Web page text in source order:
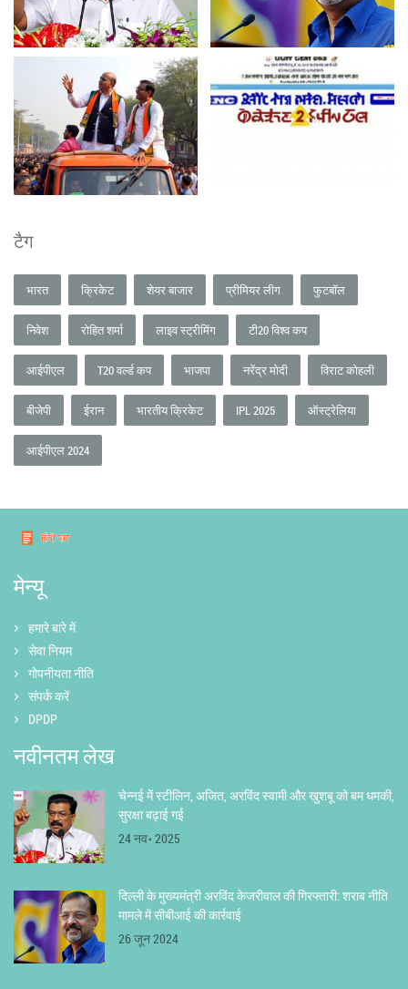
टैग
भारत क्रिकेट शेयर बाजार प्रीमियर लीग फुटबॉल
निवेश रोहित शर्मा लाइव स्ट्रीमिंग टी20 विश्व कप
आईपीएल T20 वर्ल्ड कप भाजपा नरेंद्र मोदी विराट कोहली
बीजेपी ईरान भारतीय क्रिकेट IPL 2025 ऑस्ट्रेलिया
आईपीएल 2024
मेन्यू
हमारे बारे में
सेवा नियम
गोपनीयता नीति
संपर्क करें
DPDP
नवीनतम लेख
चेन्नई में स्टीलिन, अजित, अरविंद स्वामी और खुशबू को बम धमकी,
सुरक्षा बढ़ाई गई
24 नव॰ 2025
दिल्ली के मुख्यमंत्री अरविंद केजरीवाल की गिरफ्तारी: शराब नीति
मामले में सीबीआई की कार्रवाई
26 जून 2024